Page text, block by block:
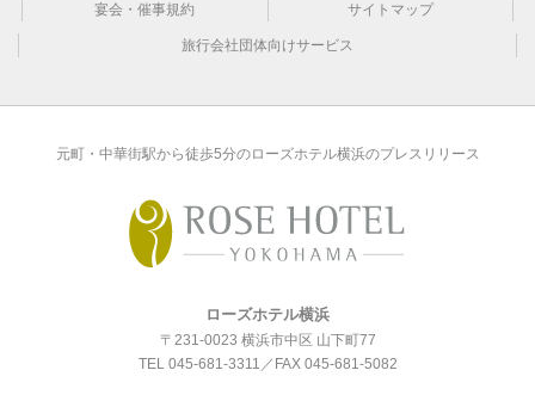
宴会・催事規約 サイトマップ
旅行会社団体向けサービス
元町・中華街駅から徒歩5分のローズホテル横浜のプレスリリース
ローズホテル横浜
〒231-0023 横浜市中区 山下町77
TEL 045-681-3311 ／FAX 045-681-5082